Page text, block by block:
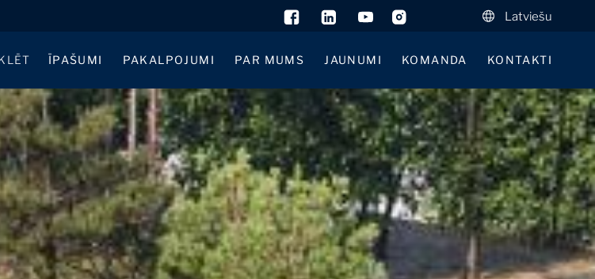
Latviešu
ĪPAŠUMI PAKALPOJUMI PAR MUMS JAUNUMI KOMANDA KONTAKTI